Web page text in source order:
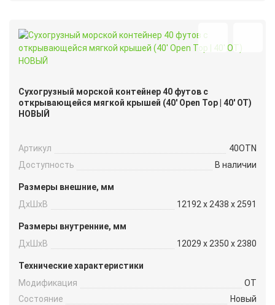
Сухогрузный морской контейнер 40 футов с
открывающейся мягкой крышей (40′ Open Top | 40′ OT)
НОВЫЙ
Артикул
40OTN
Доступность
В наличии
Размеры внешние, мм
ДxШxВ
12192 x 2438 x 2591
Размеры внутренние, мм
ДxШxВ
12029 x 2350 x 2380
Технические характеристики
Модификация
OT
Состояние
Новый